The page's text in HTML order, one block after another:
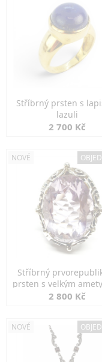
Stříbrný prsten s
lazuli
2 700 Kč
NOVÉ
Stříbrný
prsten s velkým
2 800 Kč
NOVÉ